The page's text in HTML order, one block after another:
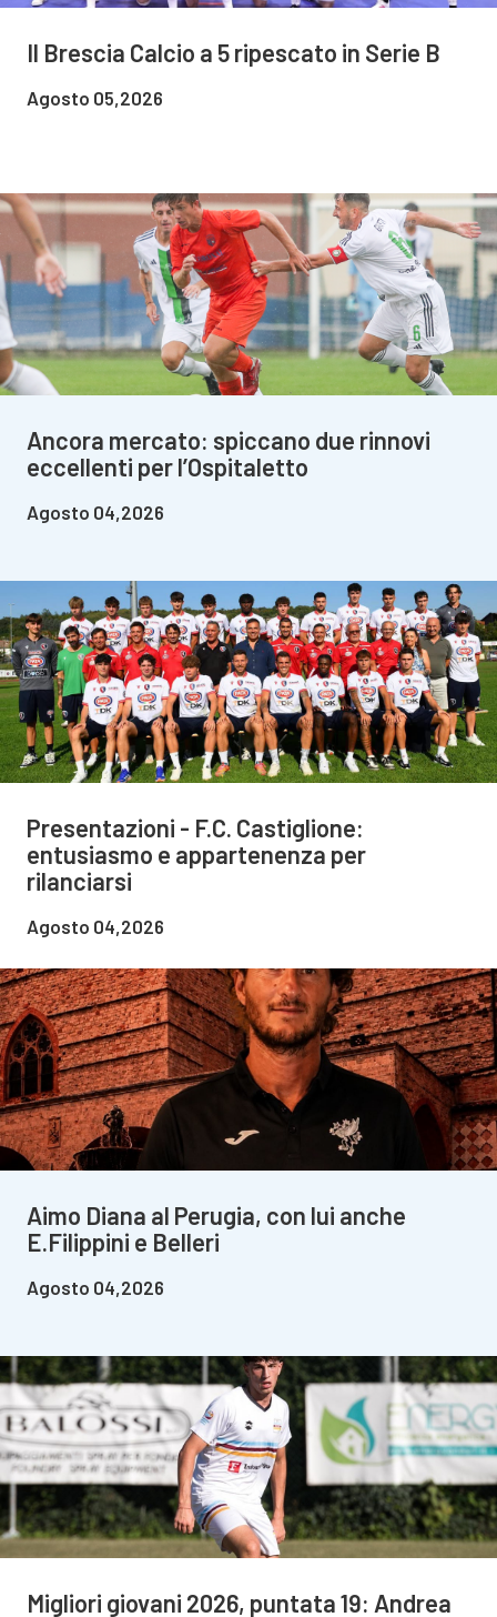
Il Brescia Calcio a 5 ripescato in Serie B
Agosto 05,2026
Ancora mercato: spiccano due rinnovi
eccellenti per l’Ospitaletto
Agosto 04,2026
Presentazioni - F.C. Castiglione:
entusiasmo e appartenenza per
rilanciarsi
Agosto 04,2026
Aimo Diana al Perugia, con lui anche
E.Filippini e Belleri
Agosto 04,2026
Migliori giovani 2026, puntata 19: Andrea